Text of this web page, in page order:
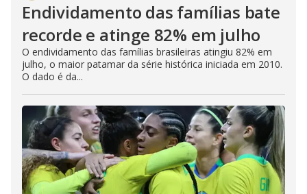
Endividamento das famílias bate
recorde e atinge 82% em julho
O endividamento das famílias brasileiras atingiu 82% em
julho, o maior patamar da série histórica iniciada em 2010.
O dado é da...